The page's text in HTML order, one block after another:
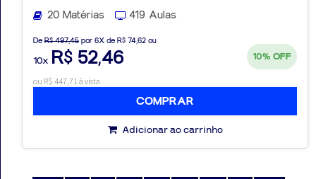
20 Matérias 419 Aulas
De R$ 497,45 por 6X de R$ 74,62 ou
10x R$ 52,46 10% OFF
ou R$ 447,71 à vista
COMPRAR
Adicionar ao carrinho